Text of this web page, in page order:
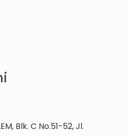
Blk. C No.51-52, Jl.